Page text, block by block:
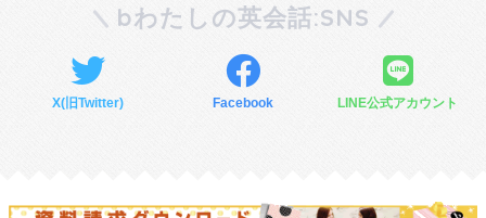
bわたしの英会話:SNS
X(旧Twitter) Facebook LINE公式アカウント